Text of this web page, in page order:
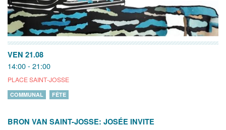
VEN 21.08
14:00 - 21:00
PLACE SAINT-JOSSE
COMMUNAL FÊTE
BRON VAN SAINT-JOSSE: JOSÉE INVITE